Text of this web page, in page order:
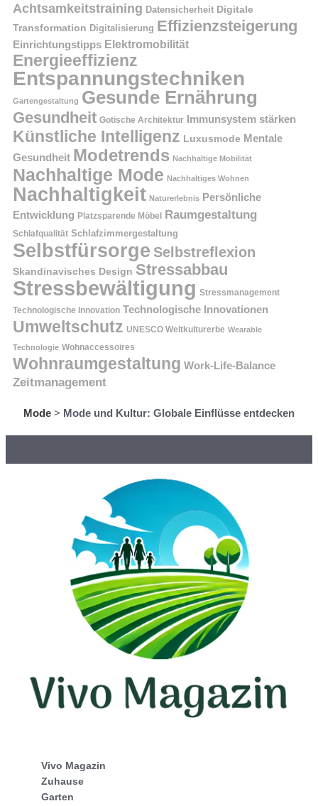
Achtsamkeitstraining Datensicherheit Digitale
Transformation Digitalisierung Effizienzsteigerung
Einrichtungstipps Elektromobilität
Energieeffizienz
Entspannungstechniken
Gartengestaltung Gesunde Ernährung
Gesundheit Gotische Architektur Immunsystem stärken
Künstliche Intelligenz Luxusmode Mentale
Gesundheit Modetrends Nachhaltige Mobilität
Nachhaltige Mode Nachhaltiges Wohnen
Nachhaltigkeit Naturerlebnis Persönliche
Entwicklung Platzsparende Möbel Raumgestaltung
Schlafqualität Schlafzimmergestaltung
Selbstfürsorge Selbstreflexion
Skandinavisches Design Stressabbau
Stressbewältigung Stressmanagement
Technologische Innovation Technologische Innovationen
Umweltschutz UNESCO Weltkulturerbe Wearable
Technologie Wohnaccessoires
Wohnraumgestaltung Work-Life-Balance
Zeitmanagement
Mode > Mode und Kultur: Globale Einflüsse entdecken
Vivo Magazin
Zuhause
Garten